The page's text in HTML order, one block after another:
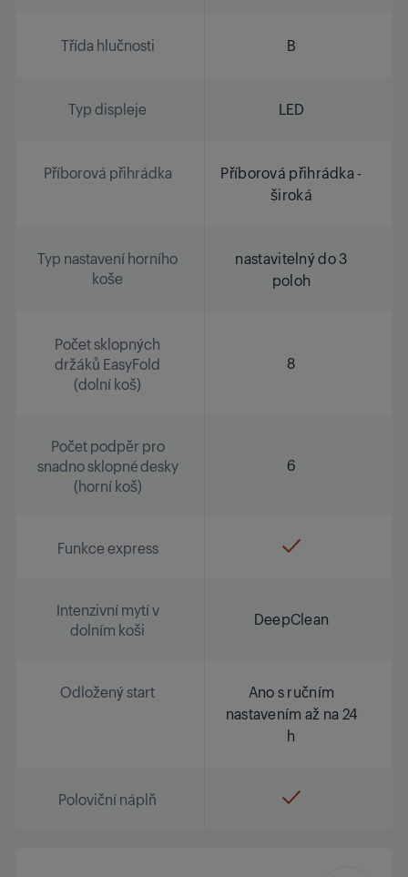
Třída hlučnosti B
Typ displeje LED
Příborová přihrádka
Příborová přihrádka -
široká
Typ nastavení horního
koše
nastavitelný do 3
poloh
Počet sklopných
držáků EasyFold
(dolní koš)
8
Počet podpěr pro
snadno sklopné desky
(horní koš)
6
Funkce express
Intenzivní mytí v
dolním koši
DeepClean
Odložený start
Ano s ručním
nastavením až na 24
h
Poloviční náplň